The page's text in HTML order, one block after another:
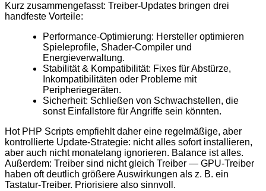
Kurz zusammengefasst: Treiber-Updates bringen drei
handfeste Vorteile:
Performance-Optimierung: Hersteller optimieren
Spieleprofile, Shader-Compiler und
Energieverwaltung.
Stabilität & Kompatibilität: Fixes für Abstürze,
Inkompatibilitäten oder Probleme mit
Peripheriegeräten.
Sicherheit: Schließen von Schwachstellen, die
sonst Einfallstore für Angriffe sein könnten.
Hot PHP Scripts empfiehlt daher eine regelmäßige, aber
kontrollierte Update-Strategie: nicht alles sofort installieren,
aber auch nicht monatelang ignorieren. Balance ist alles.
Außerdem: Treiber sind nicht gleich Treiber — GPU-Treiber
haben oft deutlich größere Auswirkungen als z. B. ein
Tastatur-Treiber. Priorisiere also sinnvoll.